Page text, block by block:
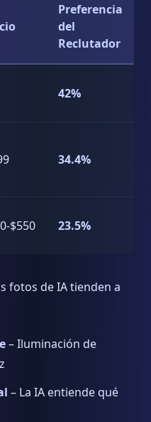
Preferencia
del
Reclutador
42%
34.4%
$550 23.5%
fotos de IA tienden a
– Iluminación de
– La IA entiende qué